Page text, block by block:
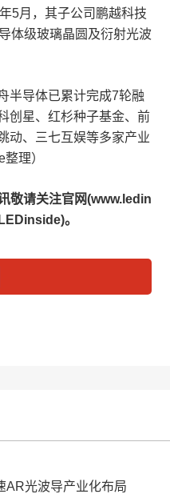
5月，其子公司鹏越科技
体级玻璃晶圆及衍射光波
半导体已累计完成7轮融
创星、红杉种子基金、前
动、三七互娱等多家产业
理）
敬请关注官网(www.ledin
。
AR光波导产业化布局